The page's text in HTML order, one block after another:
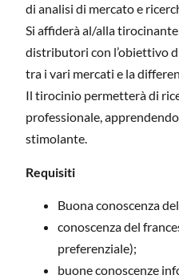
di analisi di mercato e
Si affiderà al/alla
distributori con l’obiettivo
tra i vari mercati e la
Il tirocinio permetterà di
professionale,
stimolante.
Requisiti
Buona conoscenza
conoscenza del
preferenziale);
buone conoscenze